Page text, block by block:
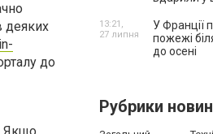
деяких
до
У Франції
пожежі
до осені
13:21,
27 липня
Рубрики новин